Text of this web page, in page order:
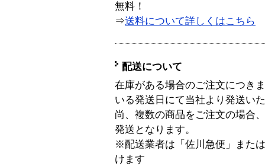
無料！
⇒送料について詳しくはこちら
配送について
在庫がある場合のご注文につき
いる発送日にて当社より発送い
尚、複数の商品をご注文の場合
発送となります。
※配送業者は「佐川急便」また
けます